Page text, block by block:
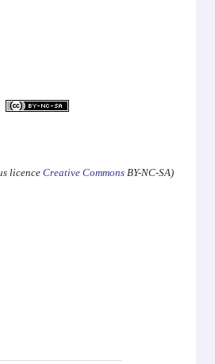
licence Creative CommonsBY-NC-SA)